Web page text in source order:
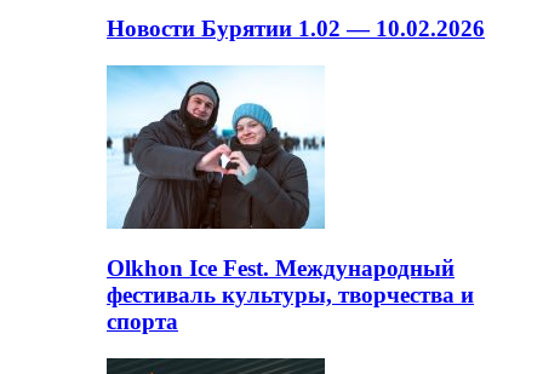
Новости Бурятии 1.02 — 10.02.2026
Olkhon Ice Fest. Международный
фестиваль культуры, творчества и
спорта